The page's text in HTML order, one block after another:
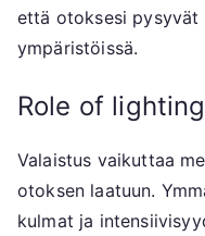
että otoksesi pysyvät
ympäristöissä.
Role of
Valaistus vaikuttaa
otoksen laatuun.
kulmat ja